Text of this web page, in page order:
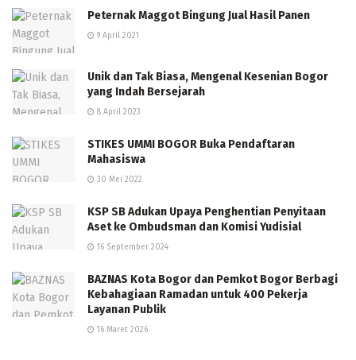
Peternak Maggot Bingung Jual Hasil Panen
9 April 2021
Unik dan Tak Biasa, Mengenal Kesenian Bogor
yang Indah Bersejarah
8 April 2023
STIKES UMMI BOGOR Buka Pendaftaran
Mahasiswa
30 Mei 2022
KSP SB Adukan Upaya Penghentian Penyitaan
Aset ke Ombudsman dan Komisi Yudisial
16 September 2024
BAZNAS Kota Bogor dan Pemkot Bogor Berbagi
Kebahagiaan Ramadan untuk 400 Pekerja
Layanan Publik
16 Maret 2026